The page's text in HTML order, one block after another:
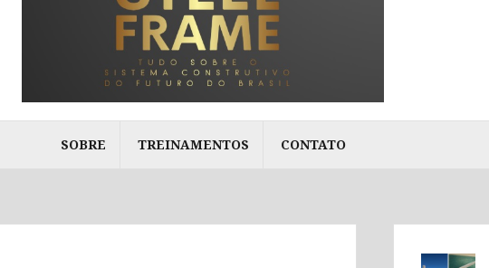
SOBRE TREINAMENTOS CONTATO